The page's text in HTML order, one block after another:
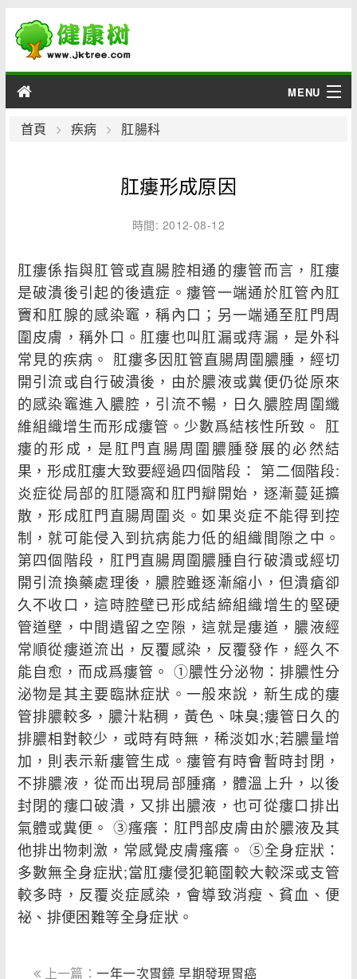
MENU
男性
綜合
疾病
首頁 疾病 肛腸科
肛瘻形成原因
時間: 2012-08-12
肛瘻係指與肛管或直腸腔相通的瘻管而言，肛瘻
是破潰後引起的後遺症。瘻管一端通於肛管內肛
竇和肛腺的感染竈，稱內口；另一端通至肛門周
圍皮膚，稱外口。肛瘻也叫肛漏或痔漏，是外科
常見的疾病。 肛瘻多因肛管直腸周圍膿腫，經切
開引流或自行破潰後，由於膿液或糞便仍從原來
的感染竈進入膿腔，引流不暢，日久膿腔周圍纖
維組織增生而形成瘻管。少數爲結核性所致。 肛
瘻的形成，是肛門直腸周圍膿腫發展的必然結
果，形成肛瘻大致要經過四個階段： 第二個階段:
炎症從局部的肛隱窩和肛門瓣開始，逐漸蔓延擴
散，形成肛門直腸周圍炎。如果炎症不能得到控
制，就可能侵入到抗病能力低的組織間隙之中。
第四個階段，肛門直腸周圍膿腫自行破潰或經切
開引流換藥處理後，膿腔雖逐漸縮小，但潰瘡卻
久不收口，這時腔壁已形成結締組織增生的堅硬
管道壁，中間遺留之空隙，這就是瘻道，膿液經
常順從瘻道流出，反覆感染，反覆發作，經久不
能自愈，而成爲瘻管。 ①膿性分泌物：排膿性分
泌物是其主要臨牀症狀。一般來說，新生成的瘻
管排膿較多，膿汁粘稠，黃色、味臭;瘻管日久的
排膿相對較少，或時有時無，稀淡如水;若膿量增
加，則表示新瘻管生成。瘻管有時會暫時封閉，
不排膿液，從而出現局部腫痛，體溫上升，以後
封閉的瘻口破潰，又排出膿液，也可從瘻口排出
氣體或糞便。 ③瘙癢：肛門部皮膚由於膿液及其
他排出物刺激，常感覺皮膚瘙癢。 ⑤全身症狀：
多數無全身症狀;當肛瘻侵犯範圍較大較深或支管
較多時，反覆炎症感染，會導致消瘦、貧血、便
祕、排便困難等全身症狀。
上一篇：一年一次胃鏡 早期發現胃癌